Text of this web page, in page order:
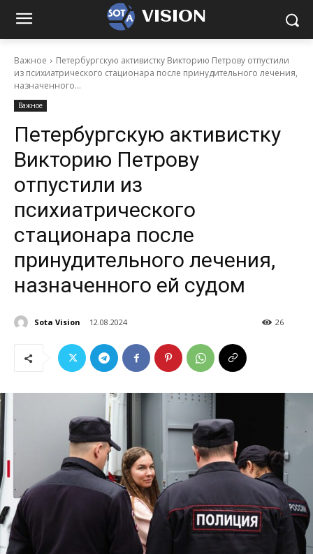
VISION
Важное
Петербургскую активистку Викторию Петрову отпустили
из психиатрического стационара после принудительного лечения,
назначенного...
Важное
Петербургскую активистку
Викторию Петрову
отпустили из
психиатрического
стационара после
принудительного лечения,
назначенного ей судом
Sota Vision 12.08.2024 26